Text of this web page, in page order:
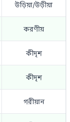
উড়িয়া/উড়ীয়া
করণীয়
কীদৃশ
কীদৃশ
গরীয়ান